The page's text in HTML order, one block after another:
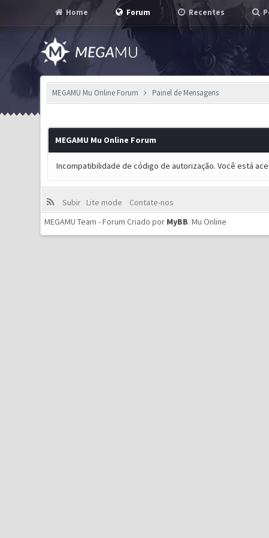
Home Forum Recentes
MEGAMU Mu Online Forum Painel de Mensagens
MEGAMU Mu Online Forum
Incompatibilidade de código de autorização. Você está
Subir Lite mode
Contate-nos
MEGAMU Team - Forum Criado por MyBB.Mu Online